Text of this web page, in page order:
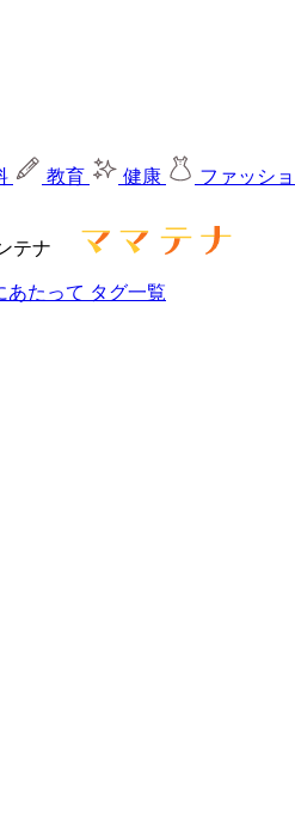
教育 健康 ファッシ
テナ
あたって タグ一覧